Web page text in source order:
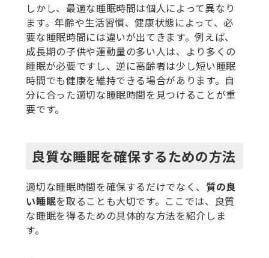
しかし、最適な睡眠時間は個人によって異なり
ます。年齢や生活習慣、健康状態によって、必
要な睡眠時間には違いが出てきます。例えば、
成長期の子供や運動量の多い人は、より多くの
睡眠が必要ですし、逆に高齢者は少し短い睡眠
時間でも健康を維持できる場合があります。自
分に合った適切な睡眠時間を見つけることが重
要です。
良質な睡眠を確保するための方法
適切な睡眠時間を確保するだけでなく、 質の良
い睡眠を取ることも大切です。ここでは、良質
な睡眠を得るための具体的な方法を紹介しま
す。